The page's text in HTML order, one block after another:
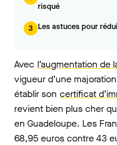
risqué
3 Les astuces pour
Avec l’augmentation de
vigueur d’une
établir son certificat
revient bien plus cher
en Guadeloupe. Les
68,95 euros contre 43